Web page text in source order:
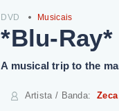
DVD Musicais
*Blu-
A musical trip to the
Artista / Banda: